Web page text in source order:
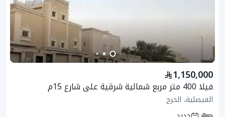
1,150,000
فيلا 400 متر مربع شمالية شرقية على شارع 15م
الفيصلية، الخرج